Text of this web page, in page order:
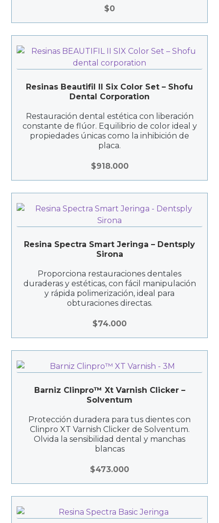
$0
Resinas Beautifil II Six Color Set – Shofu
Dental Corporation
Restauración dental estética con liberación
constante de flúor. Equilibrio de color ideal y
propiedades únicas como la inhibición de
placa.
$918.000
Resina Spectra Smart Jeringa – Dentsply
Sirona
Proporciona restauraciones dentales
duraderas y estéticas, con fácil manipulación
y rápida polimerización, ideal para
obturaciones directas.
$74.000
Barniz Clinpro™ Xt Varnish Clicker –
Solventum
Protección duradera para tus dientes con
Clinpro XT Varnish Clicker de Solventum.
Olvida la sensibilidad dental y manchas
blancas
$473.000